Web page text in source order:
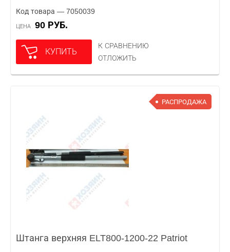
Код товара — 7050039
ЦЕНА 90 РУБ.
КУПИТЬ
К СРАВНЕНИЮ
ОТЛОЖИТЬ
РАСПРОДАЖА
Штанга верхняя ELT800-1200-22 Patriot